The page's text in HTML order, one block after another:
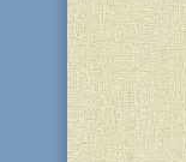
Протягом